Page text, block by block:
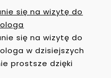
się na wizytę do
się na wizytę do
w dzisiejszych
prostsze dzięki